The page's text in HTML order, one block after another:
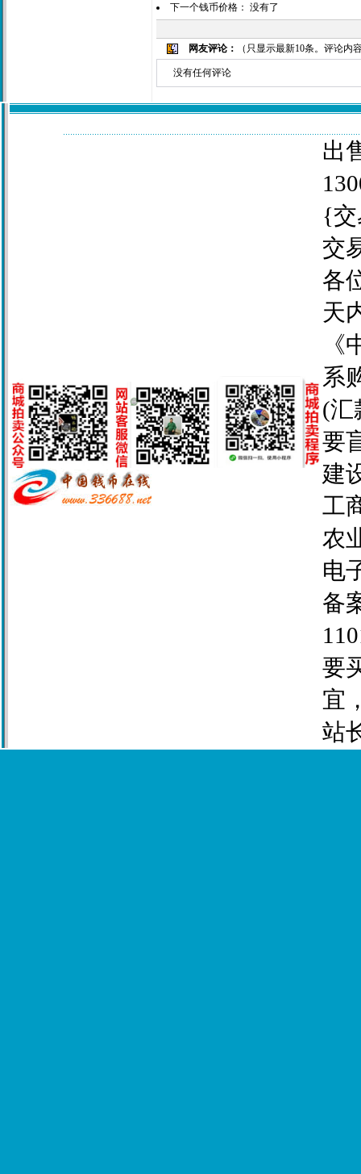
下一个钱币价格： 没有了
网友评论： （只显示最新10条。评论
没有任何评论
出
{交
交
各
天
系
(汇
要
建
工
农
电
备
要
宜
站